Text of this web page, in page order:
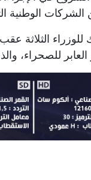
الشركات الوطنية
الثلاثة
للصحراء،